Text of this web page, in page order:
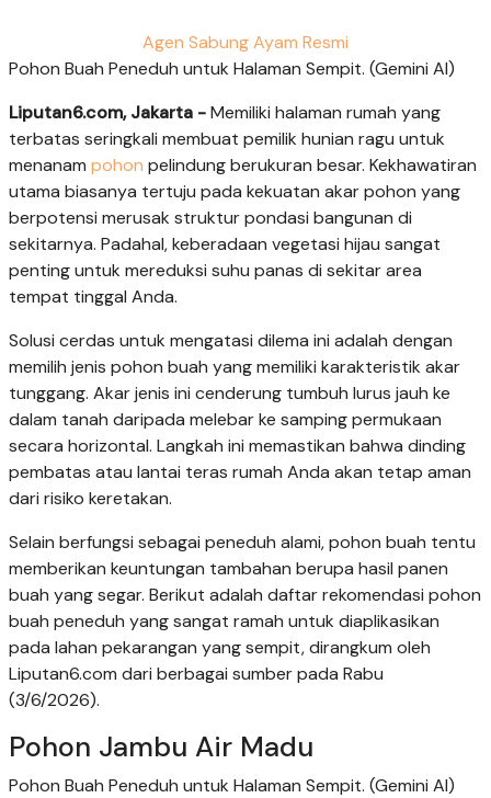
Agen Sabung Ayam Resmi
Pohon Buah Peneduh untuk Halaman Sempit. (Gemini AI)
Liputan6.com, Jakarta -Memiliki halaman rumah yang
terbatas seringkali membuat pemilik hunian ragu untuk
menanam pohon pelindung berukuran besar. Kekhawatiran
utama biasanya tertuju pada kekuatan akar pohon yang
berpotensi merusak struktur pondasi bangunan di
sekitarnya. Padahal, keberadaan vegetasi hijau sangat
penting untuk mereduksi suhu panas di sekitar area
tempat tinggal Anda.
Solusi cerdas untuk mengatasi dilema ini adalah dengan
memilih jenis pohon buah yang memiliki karakteristik akar
tunggang. Akar jenis ini cenderung tumbuh lurus jauh ke
dalam tanah daripada melebar ke samping permukaan
secara horizontal. Langkah ini memastikan bahwa dinding
pembatas atau lantai teras rumah Anda akan tetap aman
dari risiko keretakan.
Selain berfungsi sebagai peneduh alami, pohon buah tentu
memberikan keuntungan tambahan berupa hasil panen
buah yang segar. Berikut adalah daftar rekomendasi pohon
buah peneduh yang sangat ramah untuk diaplikasikan
pada lahan pekarangan yang sempit, dirangkum oleh
Liputan6.com dari berbagai sumber pada Rabu
(3/6/2026).
Pohon Jambu Air Madu
Pohon Buah Peneduh untuk Halaman Sempit. (Gemini AI)